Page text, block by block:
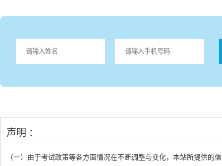
声明 ：
（一）由于考试政策等各方面情况在不断调整与变化，本站所提供的